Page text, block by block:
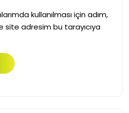
kullanılması için adım,
adresim bu tarayıcıya